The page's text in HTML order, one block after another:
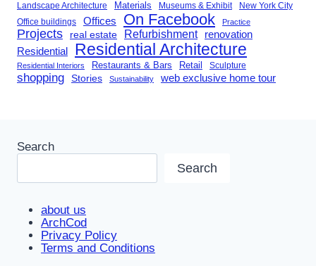
Landscape Architecture Materials Museums & Exhibit New York City
Office buildings Offices On Facebook Practice
Projects real estate Refurbishment renovation
Residential Residential Architecture
Residential Interiors Restaurants & Bars Retail Sculpture
shopping Stories Sustainability web exclusive home tour
Search
Search
about us
ArchCod
Privacy Policy
Terms and Conditions